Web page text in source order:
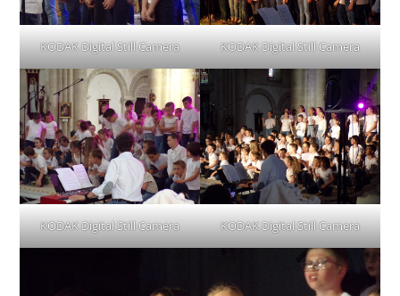
KODAK Digital Still Camera KODAK Digital Still Camera
KODAK Digital Still Camera KODAK Digital Still Camera